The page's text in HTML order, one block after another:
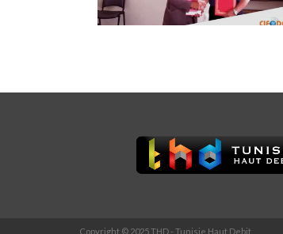
Copyright © 2025 THD - Tunisie Haut Debit.